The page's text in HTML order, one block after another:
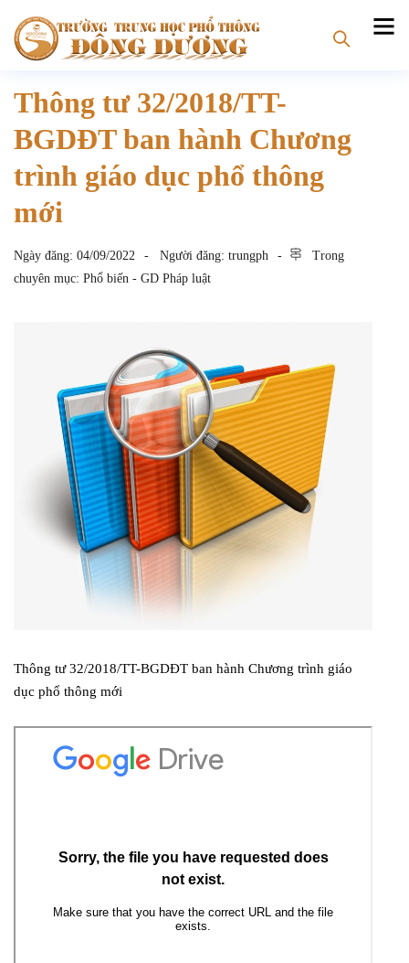
Thông tư 32/2018/TT-
BGDĐT ban hành Chương
trình giáo dục phổ thông
mới
Ngày đăng: 04/09/2022 Người đăng: trungph
Trong
chuyên mục: Phổ biến - GD Pháp luật
Thông tư 32/2018/TT-BGDĐT ban hành Chương trình giáo
dục phổ thông mới